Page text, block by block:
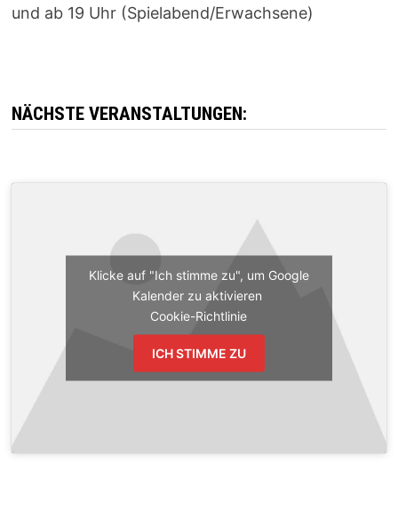
und ab 19 Uhr (Spielabend/Erwachsene)
NÄCHSTE VERANSTALTUNGEN:
Klicke auf "Ich stimme zu", um Google
Kalender zu aktivieren
Cookie-Richtlinie
ICH STIMME ZU